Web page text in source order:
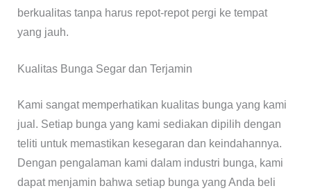
berkualitas tanpa harus repot-repot pergi ke tempat
yang jauh.
Kualitas Bunga Segar dan Terjamin
Kami sangat memperhatikan kualitas bunga yang kami
jual. Setiap bunga yang kami sediakan dipilih dengan
teliti untuk memastikan kesegaran dan keindahannya.
Dengan pengalaman kami dalam industri bunga, kami
dapat menjamin bahwa setiap bunga yang Anda beli